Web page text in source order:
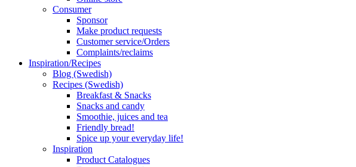
Consumer
Sponsor
Make product requests
Customer service/Orders
Complaints/reclaims
Inspiration/Recipes
Blog (Swedish)
Recipes (Swedish)
Breakfast & Snacks
Snacks and candy
Smoothie, juices and tea
Friendly bread!
Spice up your everyday life!
Inspiration
Product Catalogues